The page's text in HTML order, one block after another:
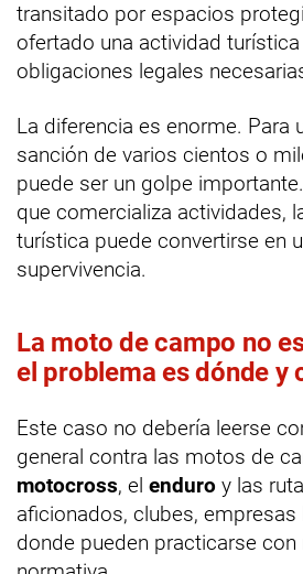
transitado por espacios
ofertado una actividad
obligaciones legales
La diferencia es enorme. Para
sanción de varios cientos o
puede ser un golpe
que comercializa actividades,
turística puede convertirse en
supervivencia.
La moto de campo no
el problema es dónde y
Este caso no debería leerse
general contra las motos de
motocross, el enduro y las
aficionados, clubes,
donde pueden practicarse con